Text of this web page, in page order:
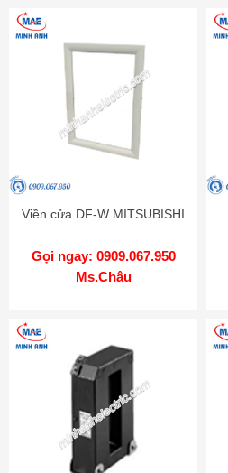
Viền cửa DF-W MITSUBISHI
Gọi ngay: 0909.067.950
Ms.Châu